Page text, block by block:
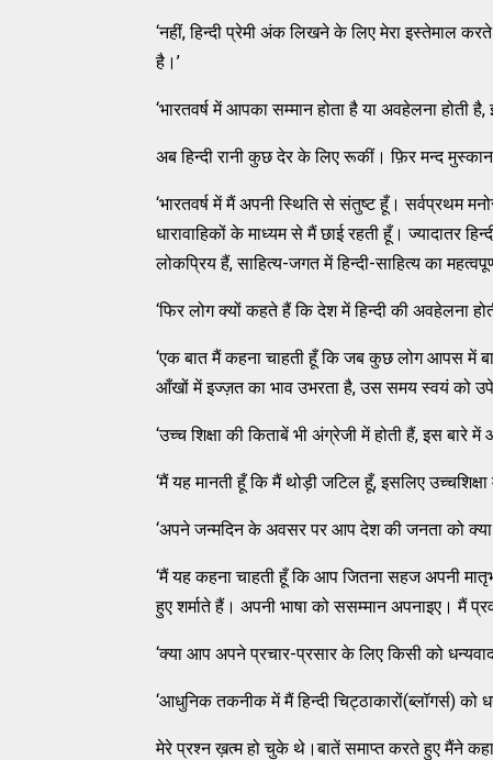
‘नहीं, हिन्दी प्रेमी अंक लिखने के लिए मेरा इस्तेमाल
है।’
‘भारतवर्ष में आपका सम्मान होता है या अवहेलना होती
अब हिन्दी रानी कुछ देर के लिए रूकीं। फ़िर मन्द
‘भारतवर्ष में मैं अपनी स्थिति से संतुष्ट हूँ। सर्वप्रथम
धारावाहिकों के माध्यम से मैं छाई रहती हूँ। ज्यादातर
लोकप्रिय हैं, साहित्य-जगत में हिन्दी-साहित्य का
‘फिर लोग क्यों कहते हैं कि देश में हिन्दी की अवहेलना
‘एक बात मैं कहना चाहती हूँ कि जब कुछ लोग आपस में
आँखों में इज्ज़त का भाव उभरता है, उस समय स्वयं को
‘उच्च शिक्षा की किताबें भी अंग्रेजी में होती हैं, इस बारे
‘मैं यह मानती हूँ कि मैं थोड़ी जटिल हूँ, इसलिए
‘अपने जन्मदिन के अवसर पर आप देश की जनता को क्या
‘मैं यह कहना चाहती हूँ कि आप जितना सहज अपनी
हुए शर्माते हैं। अपनी भाषा को ससम्मान अपनाइए। मैं
‘क्या आप अपने प्रचार-प्रसार के लिए किसी को
‘आधुनिक तकनीक में मैं हिन्दी चिट्ठाकारों(ब्लॉगर्स)
मेरे प्रश्न ख़त्म हो चुके थे।बातें समाप्त करते हुए मैंने